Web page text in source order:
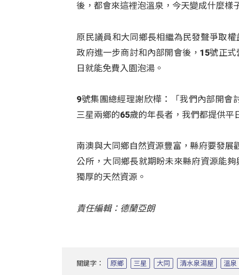
後，都會來這裡泡溫泉，今天變成什麼樣
原民議員和大同鄉長相繼為民發聲爭取
政府進一步商討和內部開會後，15號正
日就能免費入園泡湯。
9號集團總經理謝欣樺：「我們內部開會
三星兩鄉的65歲的年長者，我們都提供平
南澳與大同鄉自然資源豐富，縣府要發
公所，大同鄉長就期盼未來縣府資源能
獨厚的天然資源。
責任編輯：德蘭亞朗
關鍵字： 原鄉 三星 大同 清水泉湯屋 溫泉